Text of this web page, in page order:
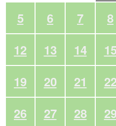
5
6 7 8
12
13 14
19
20 21
26
27 28